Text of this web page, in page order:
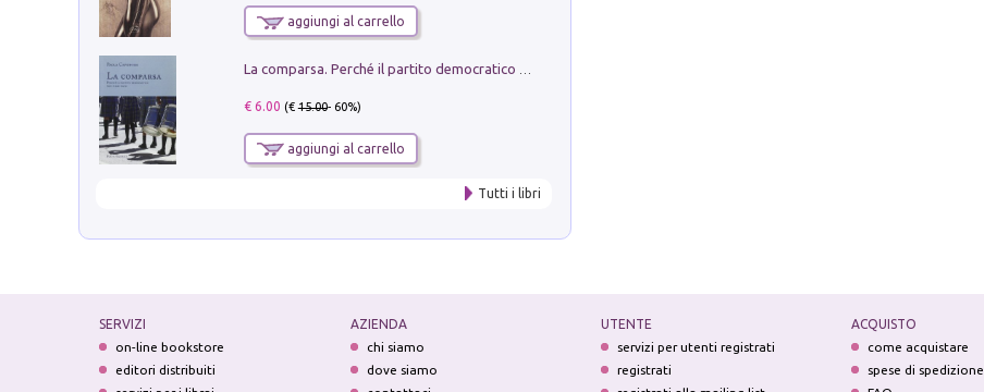
aggiungi al carrello
€ 6.00 (€15.00- 60%)
aggiungi al carrello
Tutti i libri
SERVIZI
on-line bookstore
editori distribuiti
AZIENDA
chi siamo
dove siamo
UTENTE
servizi per utenti registrati
registrati
ACQUISTO
come acquistare
spese di spedizione